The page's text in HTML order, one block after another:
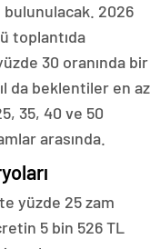
2026
toplantıda
30 oranında bir
da beklentiler en az
35, 40 ve 50
arasında.
yüzde 25 zam
5 bin 526 TL